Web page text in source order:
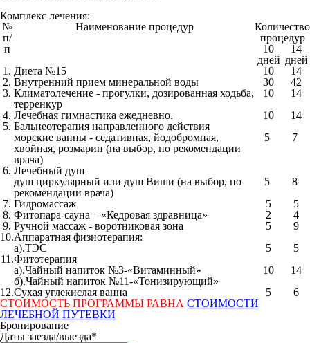
Комплекс лечения:
№
п/
п
Наименование процедур
Количество
процедур
10
дней
14
дней
1. Диета №15 10
14
2. Внутренний прием минеральной воды 30
42
3. Климатолечение - прогулки, дозированная ходьба,
терренкур
10
14
4. Лечебная гимнастика ежедневно. 10
14
5. Бальнеотерапия направленного действия
морские ванны - седативная, йодобромная,
хвойная, розмарин (на выбор, по рекомендации
врача)
5 7
6. Лечебный душ
душ циркулярный или душ Виши (на выбор, по
рекомендации врача)
5
8
7. Гидромассаж 5
5
8. Фитопара-сауна – «Кедровая здравница» 2
4
9. Ручной массаж - воротниковая зона 5
9
10.Аппаратная физиотерапия:
а).ТЭС
5
5
11.Фитотерапия
а).Чайный напиток №3-«Витаминный»
б).Чайный напиток №11-«Тонизирующий»
10
14
12.Сухая углекислая ванна 5
6
СТОИМОСТЬ ПРОГРАММЫ РАВНА СТОИМОСТИ
ЛЕЧЕБНОЙ ПУТЕВКИ
Бронирование
Даты заезда/выезда*